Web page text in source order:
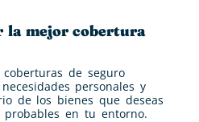
la mejor cobertura
de seguro
personales y
de los bienes que deseas
en tu entorno.